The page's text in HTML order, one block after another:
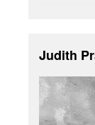
Judith